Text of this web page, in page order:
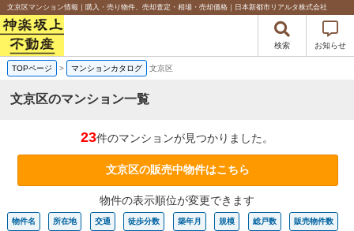
文京区マンション情報｜購入・売り物件、売却査定・相場・売却価格｜日本新都市リアルタ株式会社
検索 お知らせ
TOPページ > マンションカタログ 文京区
文京区のマンション一覧
23件のマンションが見つかりました。
文京区の販売中物件はこちら
物件の表示順位が変更できます
物件名 所在地 交通 徒歩分数 築年月 規模 総戸数 販売物件数